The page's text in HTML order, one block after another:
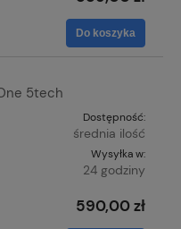
Do koszyka
5tech
Dostępność:
średnia ilość
Wysyłka w:
24 godziny
590,00 zł